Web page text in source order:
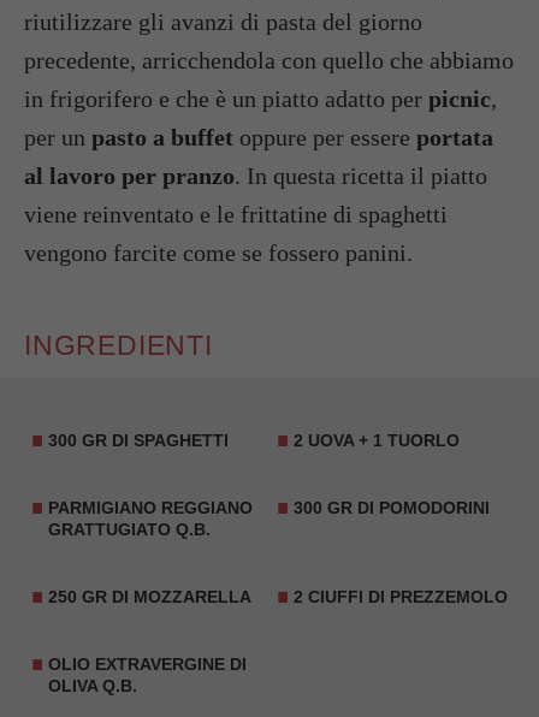
riutilizzare gli avanzi di pasta del giorno
precedente, arricchendola con quello che abbiamo
in frigorifero e che è un piatto adatto per picnic,
per un pasto a buffet oppure per essere portata
al lavoro per pranzo. In questa ricetta il piatto
viene reinventato e le frittatine di spaghetti
vengono farcite come se fossero panini.
INGREDIENTI
300 GR DI SPAGHETTI 2 UOVA + 1 TUORLO
PARMIGIANO REGGIANO
GRATTUGIATO Q.B.
300 GR DI POMODORINI
250 GR DI MOZZARELLA 2 CIUFFI DI PREZZEMOLO
OLIO EXTRAVERGINE DI
OLIVA Q.B.